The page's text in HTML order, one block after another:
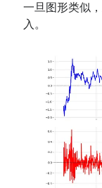
一旦图形类似
入。